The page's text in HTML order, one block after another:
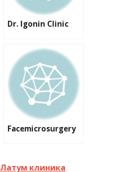
Dr. Igonin Clinic
Facemicrosurgery
Латум клиника